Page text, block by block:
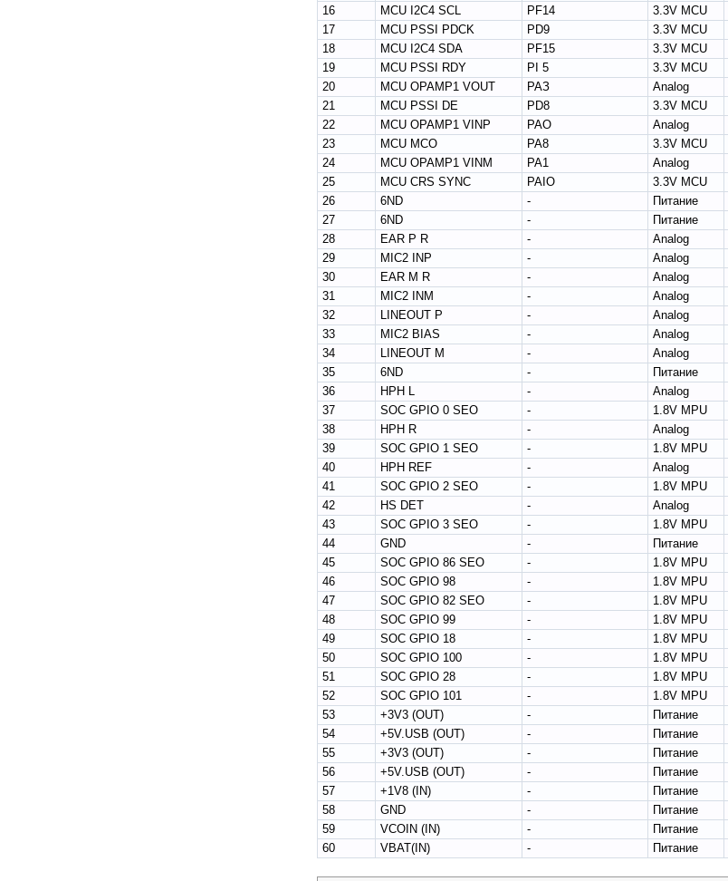
16
MCU I2C4 SCL PF14 3.3V MCU
17
MCU PSSI PDCK PD9 3.3V MCU
18
MCU I2C4 SDA PF15 3.3V MCU
19
MCU PSSI RDY PI 5 3.3V MCU
20
MCU OPAMP1 VOUT РАЗ Analog
21
MCU PSSI DE PD8 3.3V MCU
22
MCU OPAMP1 VINP РАО Analog
23
MCU MCO PA8 3.3V MCU
24
MCU OPAMP1 VINM PA1 Analog
25
MCU CRS SYNC PAIO 3.3V MCU
26
6ND - Питание
27
6ND - Питание
28
EAR P R - Analog
29
MIC2 INP - Analog
30
EAR M R - Analog
31
MIC2 INM - Analog
32
LINEOUT P - Analog
33
MIC2 BIAS - Analog
34
LINEOUT M - Analog
35
6ND - Питание
36
HPH L - Analog
37
SOC GPIO 0 SEO - 1.8V MPU
38
HPH R - Analog
39
SOC GPIO 1 SEO - 1.8V MPU
40
HPH REF - Analog
41
SOC GPIO 2 SEO - 1.8V MPU
42
HS DET - Analog
43
SOC GPIO 3 SEO - 1.8V MPU
44
GND - Питание
45
SOC GPIO 86 SEO - 1.8V MPU
46
SOC GPIO 98 - 1.8V MPU
47
SOC GPIO 82 SEO - 1.8V MPU
48
SOC GPIO 99 - 1.8V MPU
49
SOC GPIO 18 - 1.8V MPU
50
SOC GPIO 100 - 1.8V MPU
51
SOC GPIO 28 - 1.8V MPU
52
SOC GPIO 101 - 1.8V MPU
53
+3V3 (OUT) - Питание
54
+5V.USB (OUT) - Питание
55
+3V3 (OUT) - Питание
56
+5V.USB (OUT) - Питание
57
+1V8 (IN) - Питание
58
GND - Питание
59
VCOIN (IN) - Питание
60
VBAT(IN) - Питание